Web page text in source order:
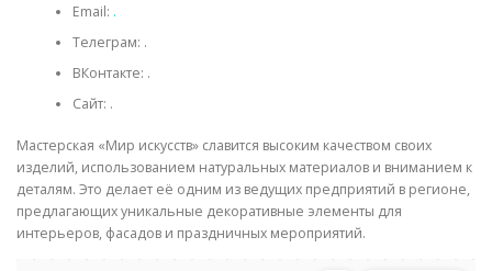
Email: .
Телеграм: .
ВКонтакте: .
Сайт: .
Мастерская «Мир искусств» славится высоким качеством своих
изделий, использованием натуральных материалов и вниманием к
деталям. Это делает её одним из ведущих предприятий в регионе,
предлагающих уникальные декоративные элементы для
интерьеров, фасадов и праздничных мероприятий.